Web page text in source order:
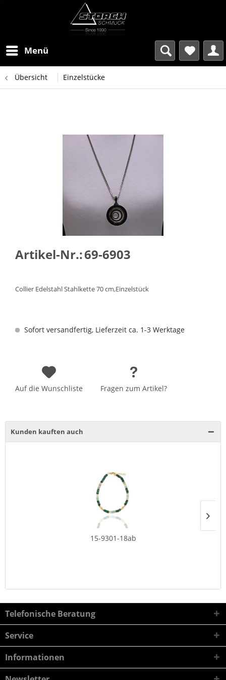
Menü
Übersicht Einzelstücke
Artikel-Nr.:69-6903
Collier Edelstahl Stahlkette 70 cm,Einzelstück
Sofort versandfertig, Lieferzeit ca. 1-3 Werktage
Auf die Wunschliste Fragen zum Artikel?
Kunden kauften auch
15-9301-18ab
Telefonische Beratung
Service
Informationen